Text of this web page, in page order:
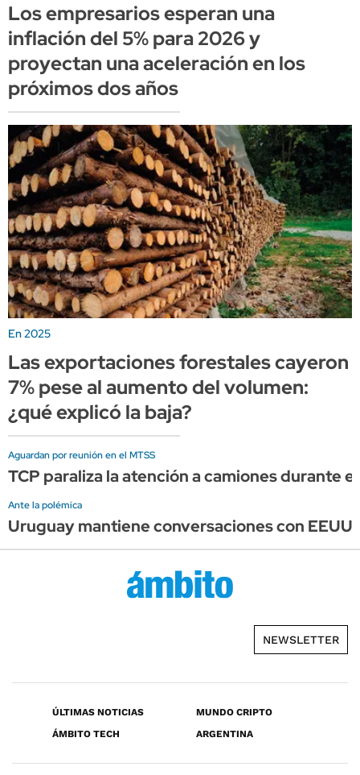
Los empresarios esperan una
inflación del 5% para 2026 y
proyectan una aceleración en los
próximos dos años
En 2025
Las exportaciones forestales cayeron
7% pese al aumento del volumen:
¿qué explicó la baja?
Aguardan por reunión en el MTSS
TCP paraliza la atención a camiones durante
Ante la polémica
Uruguay mantiene conversaciones con
NEWSLETTER
ÚLTIMAS NOTICIAS
MUNDO CRIPTO
ÁMBITO TECH
ARGENTINA